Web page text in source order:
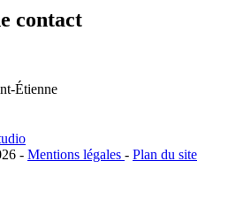
contact
Étienne
- Mentions légales - Plan du site